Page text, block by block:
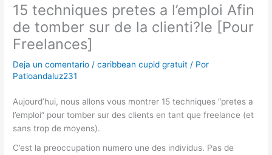
15 techniques pretes a l’emploi Afin
de tomber sur de la clienti?le [Pour
Freelances]
Deja un comentario /caribbean cupid gratuit / Por
Patioandaluz231
Aujourd’hui, nous allons vous montrer 15 techniques “pretes a
l’emploi” pour tomber sur des clients en tant que freelance (et
sans trop de moyens).
C’est la preoccupation numero une des individus. Pas de